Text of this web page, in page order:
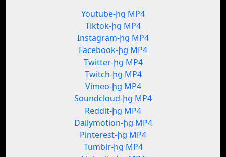
Youtube-ից MP4
Tiktok-ից MP4
Instagram-ից MP4
Facebook-ից MP4
Twitter-ից MP4
Twitch-ից MP4
Vimeo-ից MP4
Soundcloud-ից MP4
Reddit-ից MP4
Dailymotion-ից MP4
Pinterest-ից MP4
Tumblr-ից MP4